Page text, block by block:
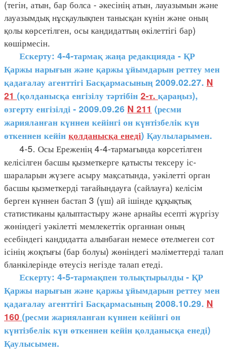
(тегін, атын, бар болса - әкесінің атын, лауазымын және
лауазымдық нұсқаулықпен танысқан күнін және оның
қолы көрсетілген, осы кандидаттың өкілеттігі бар)
көшірмесін.
Ескерту: 4-4-тармақ жаңа редакцияда - ҚР
Қаржы нарығын және қаржы ұйымдарын реттеу мен
қадағалау агенттігі Басқармасының 2009.02.27. N
21 (қолданысқа енгізілу тәртібін 2-т. қараңыз),
өзгерту енгізілді - 2009.09.26 N 211 (ресми
жарияланған күннен кейінгі он күнтізбелік күн
өткеннен кейін қолданысқа енеді) Қаулыларымен.
4-5. Осы Ереженің 4-4-тармағында көрсетілген
келісілген басшы қызметкерге қатысты тексеру іс-
шараларын жүзеге асыру мақсатында, уәкілетті орган
басшы қызметкерді тағайындауға (сайлауға) келісім
берген күннен бастап 3 (үш) ай ішінде құқықтық
статистиканы қалыптастыру және арнайы есепті жүргізу
жөніндегі уәкілетті мемлекеттік органнан оның
есебіндегі кандидатта алынбаған немесе өтелмеген сот
ісінің жоқтығы (бар болуы) жөніндегі мәліметтерді талап
бланкілерінде өтеусіз негізде талап етеді.
Ескерту: 4-5-тармақпен толықтырылды - ҚР
Қаржы нарығын және қаржы ұйымдарын реттеу мен
қадағалау агенттігі Басқармасының 2008.10.29. N
160 (ресми жарияланған күннен кейінгі он
күнтізбелік күн өткеннен кейін қолданысқа енеді)
Қаулысымен.